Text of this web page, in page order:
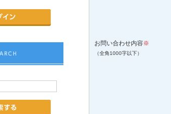
お問い合わせ内容※
（全角1000字以下）